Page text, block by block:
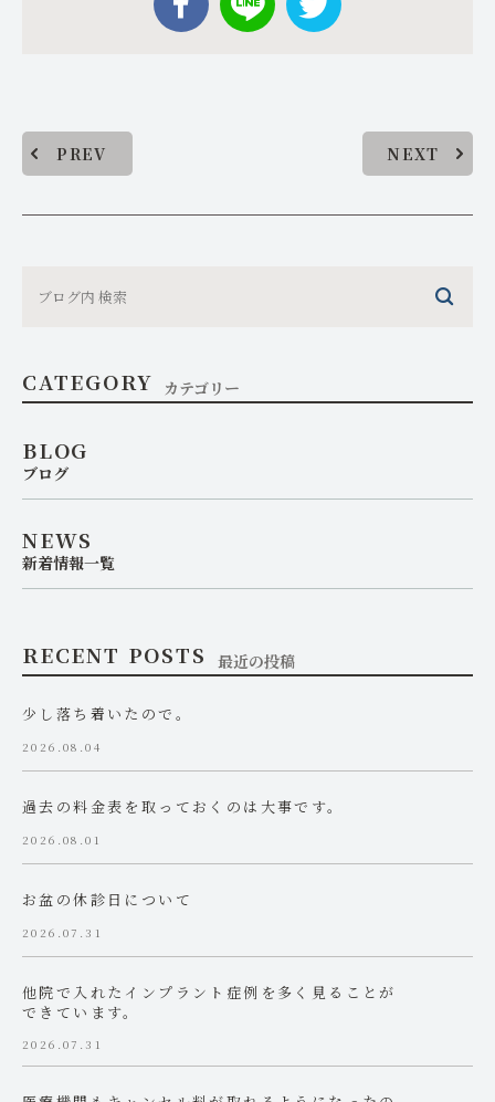
PREV NEXT
CATEGORY カテゴリー
BLOG
ブログ
NEWS
新着情報一覧
RECENT POSTS 最近の投稿
少し落ち着いたので。
2026.08.04
過去の料金表を取っておくのは大事です。
2026.08.01
お盆の休診日について
2026.07.31
他院で入れたインプラント症例を多く見ることが
できています。
2026.07.31